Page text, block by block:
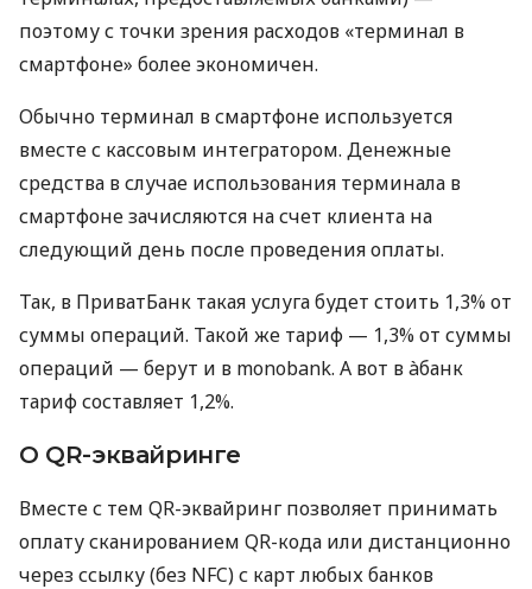
поэтому с точки зрения расходов «терминал в
смартфоне» более экономичен.
Обычно терминал в смартфоне используется
вместе с кассовым интегратором. Денежные
средства в случае использования терминала в
смартфоне зачисляются на счет клиента на
следующий день после проведения оплаты.
Так, в ПриватБанк такая услуга будет стоить 1,3% от
суммы операций. Такой же тариф — 1,3% от суммы
операций — берут и в monobank. А вот в àбанк
тариф составляет 1,2%.
О QR-эквайринге
Вместе с тем QR-эквайринг позволяет принимать
оплату сканированием QR-кода или дистанционно
через ссылку (без NFC) с карт любых банков